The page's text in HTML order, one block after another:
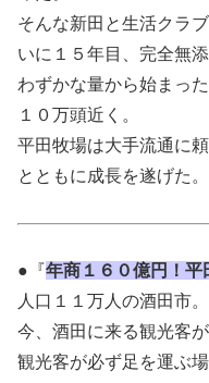
そんな新田と生活クラ
いに１５年目、完全無
わずかな量から始まっ
１０万頭近く。
平田牧場は大手流通に
とともに成長を遂げた。
●『年商１６０億円！
人口１１万人の酒田市。
今、酒田に来る観光客
観光客が必ず足を運ぶ